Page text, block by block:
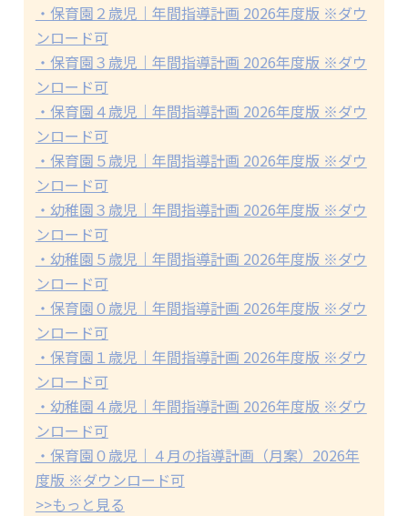
・保育園２歳児｜年間指導計画 2026年度版 ※ダウ
ンロード可
・保育園３歳児｜年間指導計画 2026年度版 ※ダウ
ンロード可
・保育園４歳児｜年間指導計画 2026年度版 ※ダウ
ンロード可
・保育園５歳児｜年間指導計画 2026年度版 ※ダウ
ンロード可
・幼稚園３歳児｜年間指導計画 2026年度版 ※ダウ
ンロード可
・幼稚園５歳児｜年間指導計画 2026年度版 ※ダウ
ンロード可
・保育園０歳児｜年間指導計画 2026年度版 ※ダウ
ンロード可
・保育園１歳児｜年間指導計画 2026年度版 ※ダウ
ンロード可
・幼稚園４歳児｜年間指導計画 2026年度版 ※ダウ
ンロード可
・保育園０歳児｜４月の指導計画（月案）2026年
度版 ※ダウンロード可
>>もっと見る